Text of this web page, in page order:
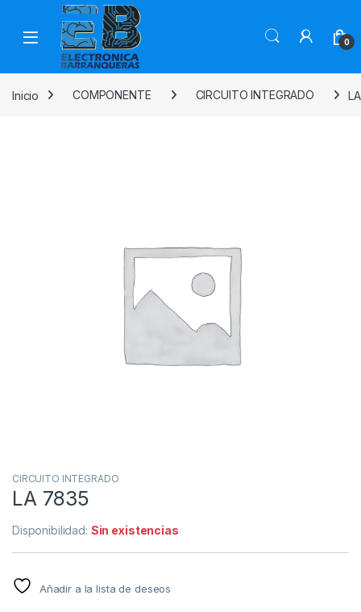
0
Inicio COMPONENTE CIRCUITO INTEGRADO
CIRCUITO INTEGRADO
LA 7835
Disponibilidad: Sin existencias
Añadir a la lista de deseos